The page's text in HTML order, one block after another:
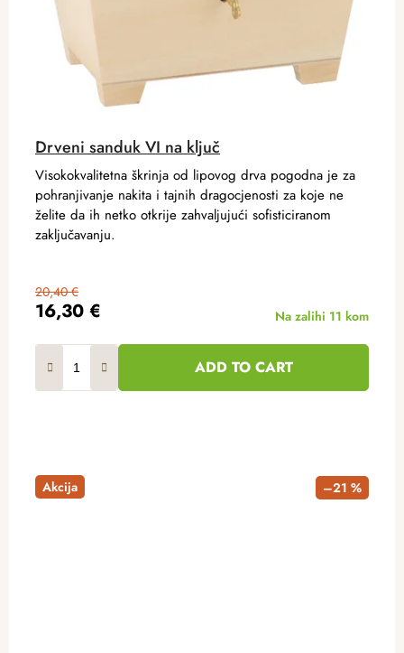
Drveni sanduk VI na ključ
16,30 €
20,40 €
Na zalihi 11 kom
ADD TO CART
Visokokvalitetna škrinja od lipovog drva pogodna je za
pohranjivanje nakita i tajnih dragocjenosti za koje ne
želite da ih netko otkrije zahvaljujući sofisticiranom
zaključavanju.
Akcija –21 %